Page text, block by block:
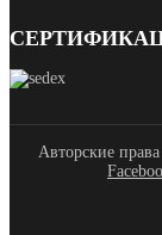
Авторские